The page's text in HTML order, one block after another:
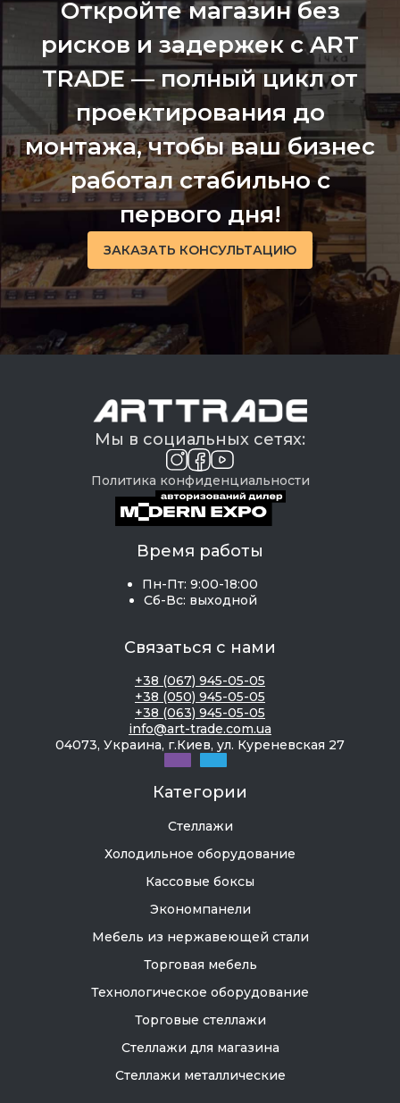
Откройте магазин без
рисков и задержек с ART
TRADE — полный цикл от
проектирования до
монтажа, чтобы ваш бизнес
работал стабильно с
первого дня!
ЗАКАЗАТЬ КОНСУЛЬТАЦИЮ
Мы в социальных сетях:
Политика конфиденциальности
Время работы
Пн-Пт: 9:00-18:00
Сб-Вс: выходной
Связаться с нами
+38 (067) 945-05-05
+38 (050) 945-05-05
+38 (063) 945-05-05
info@art-trade.com.ua
04073, Украина, г.Киев, ул. Куреневская 27
Категории
Стеллажи
Холодильное оборудование
Кассовые боксы
Экономпанели
Мебель из нержавеющей стали
Торговая мебель
Технологическое оборудование
Торговые стеллажи
Стеллажи для магазина
Стеллажи металлические